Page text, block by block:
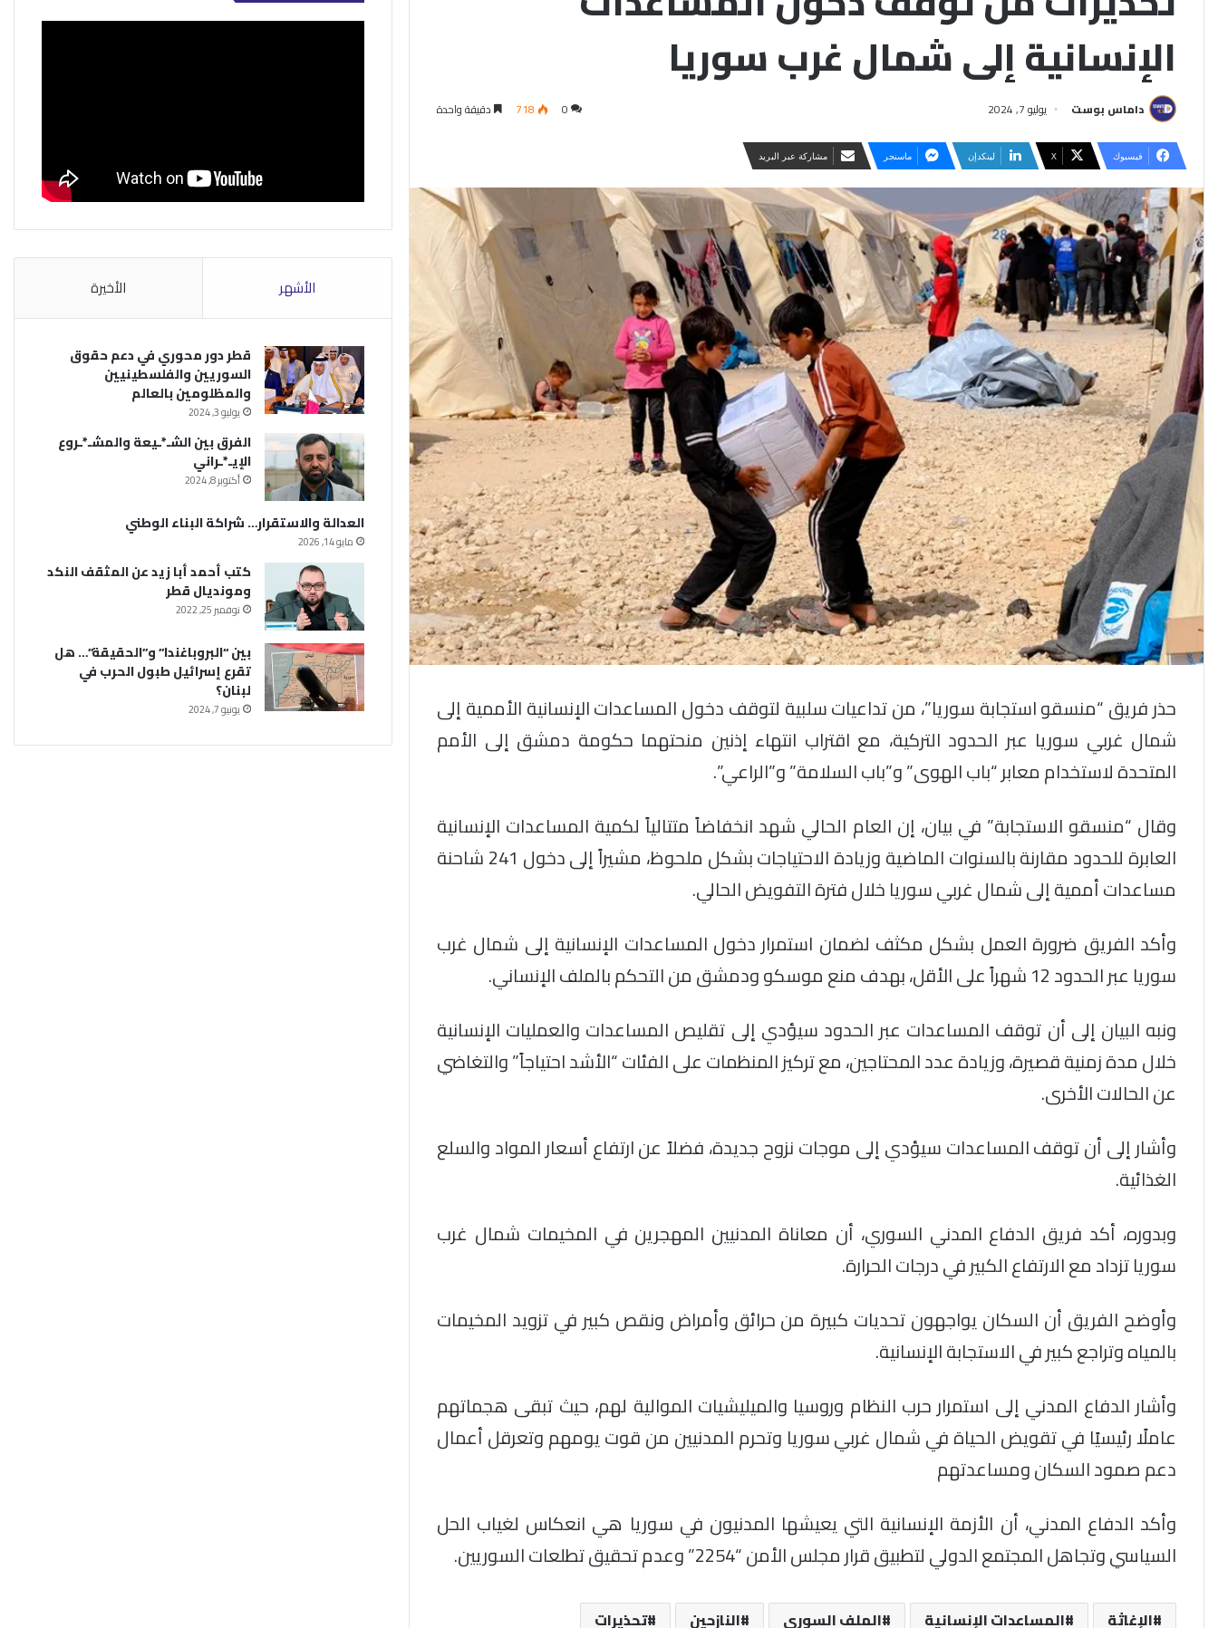
الإنسانية إلى شمال غرب سوريا
داماس بوست يوليو 7, 2024 0
718 دقيقة واحدة
فيسبوك ‫X لينكدإن ماسنجر مشاركة عبر البريد
حذر فريق “منسقو استجابة سوريا”، من تداعيات سلبية لتوقف دخول المساعدات الإنسانية الأممية إلى
شمال غربي سوريا عبر الحدود التركية، مع اقتراب انتهاء إذنين منحتهما حكومة دمشق إلى الأمم
المتحدة لاستخدام معابر “باب الهوى” و”باب السلامة” و”الراعي”.
وقال “منسقو الاستجابة” في بيان، إن العام الحالي شهد انخفاضاً متتالياً لكمية المساعدات الإنسانية
العابرة للحدود مقارنة بالسنوات الماضية وزيادة الاحتياجات بشكل ملحوظ، مشيراً إلى دخول 241 شاحنة
مساعدات أممية إلى شمال غربي سوريا خلال فترة التفويض الحالي.
وأكد الفريق ضرورة العمل بشكل مكثف لضمان استمرار دخول المساعدات الإنسانية إلى شمال غرب
سوريا عبر الحدود 12 شهراً على الأقل، بهدف منع موسكو ودمشق من التحكم بالملف الإنساني.
ونبه البيان إلى أن توقف المساعدات عبر الحدود سيؤدي إلى تقليص المساعدات والعمليات الإنسانية
خلال مدة زمنية قصيرة، وزيادة عدد المحتاجين، مع تركيز المنظمات على الفئات “الأشد احتياجاً” والتغاضي
عن الحالات الأخرى.
وأشار إلى أن توقف المساعدات سيؤدي إلى موجات نزوح جديدة، فضلاً عن ارتفاع أسعار المواد والسلع
الغذائية.
وبدوره، أكد فريق الدفاع المدني السوري، أن معاناة المدنيين المهجرين في المخيمات شمال غرب
سوريا تزداد مع الارتفاع الكبير في درجات الحرارة.
وأوضح الفريق أن السكان يواجهون تحديات كبيرة من حرائق وأمراض ونقص كبير في تزويد المخيمات
بالمياه وتراجع كبير في الاستجابة الإنسانية.
وأشار الدفاع المدني إلى استمرار حرب النظام وروسيا والميليشيات الموالية لهم، حيث تبقى هجماتهم
عاملًا رئيسيًا في تقويض الحياة في شمال غربي سوريا وتحرم المدنيين من قوت يومهم وتعرقل أعمال
دعم صمود السكان ومساعدتهم
وأكد الدفاع المدني، أن الأزمة الإنسانية التي يعيشها المدنيون في سوريا هي انعكاس لغياب الحل
السياسي وتجاهل المجتمع الدولي لتطبيق قرار مجلس الأمن “2254” وعدم تحقيق تطلعات السوريين.
الإغاثة المساعدات الإنسانية الملف السوري النازحين تحذيرات
الأشهر الأخيرة
قطر دور محوري في دعم حقوق
السوريين والفلسطينيين
والمظلومين بالعالم
يوليو 3, 2024
الفرق بين الشـ*ـيعة والمشـ*ـروع
الإيـ*ـراني
أكتوبر 8, 2024
العدالة والاستقرار… شراكة البناء الوطني
مايو 14, 2026
كتب أحمد أبا زيد عن المثقف النكد
ومونديال قطر
نوفمبر 25, 2022
بين “البروباغندا” و”الحقيقة”… هل
تقرع إسرائيل طبول الحرب في
لبنان؟
يونيو 7, 2024